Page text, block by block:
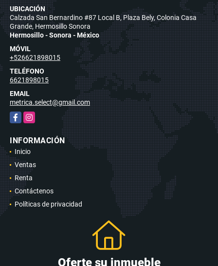
UBICACIÓN
Calzada San Bernardino #87 Local B, Plaza Bely, Colonia Casa
Grande, Hermosillo Sonora
Hermosillo - Sonora - México
MÓVIL
+526621898015
TELÉFONO
6621898015
EMAIL
metrica.select@gmail.com
FacebookInstagram
INFORMACIÓN
Inicio
Ventas
Renta
Contáctenos
Políticas de privacidad
Oferte su inmueble